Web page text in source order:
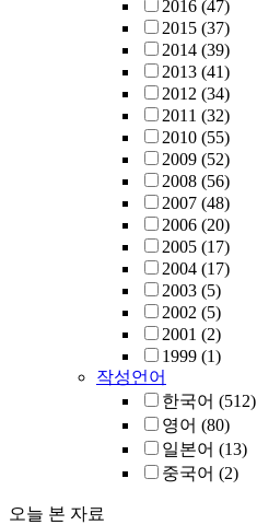
2016 (47)
2015 (37)
2014 (39)
2013 (41)
2012 (34)
2011 (32)
2010 (55)
2009 (52)
2008 (56)
2007 (48)
2006 (20)
2005 (17)
2004 (17)
2003 (5)
2002 (5)
2001 (2)
1999 (1)
작성언어
한국어 (512)
영어 (80)
일본어 (13)
중국어 (2)
오늘 본 자료